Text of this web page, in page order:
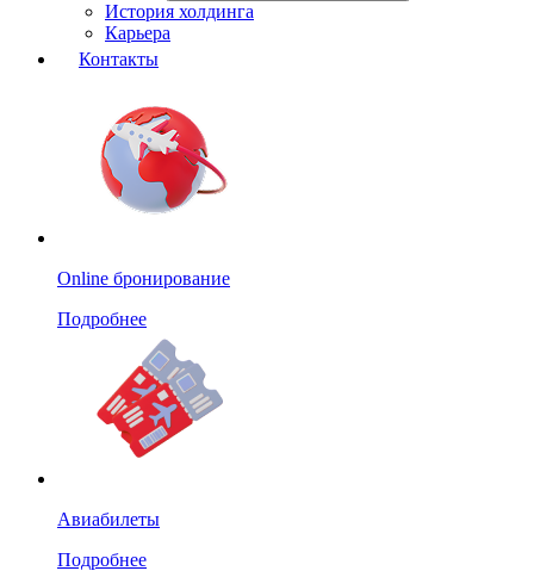
История холдинга
Карьера
Контакты
Online бронирование
Подробнее
Авиабилеты
Подробнее